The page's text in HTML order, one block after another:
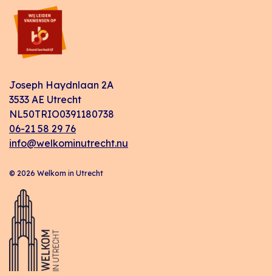
Joseph Haydnlaan 2A
3533 AE Utrecht
NL50TRIO0391180738
06-21 58 29 76
info@welkominutrecht.nu
© 2026 Welkom in Utrecht